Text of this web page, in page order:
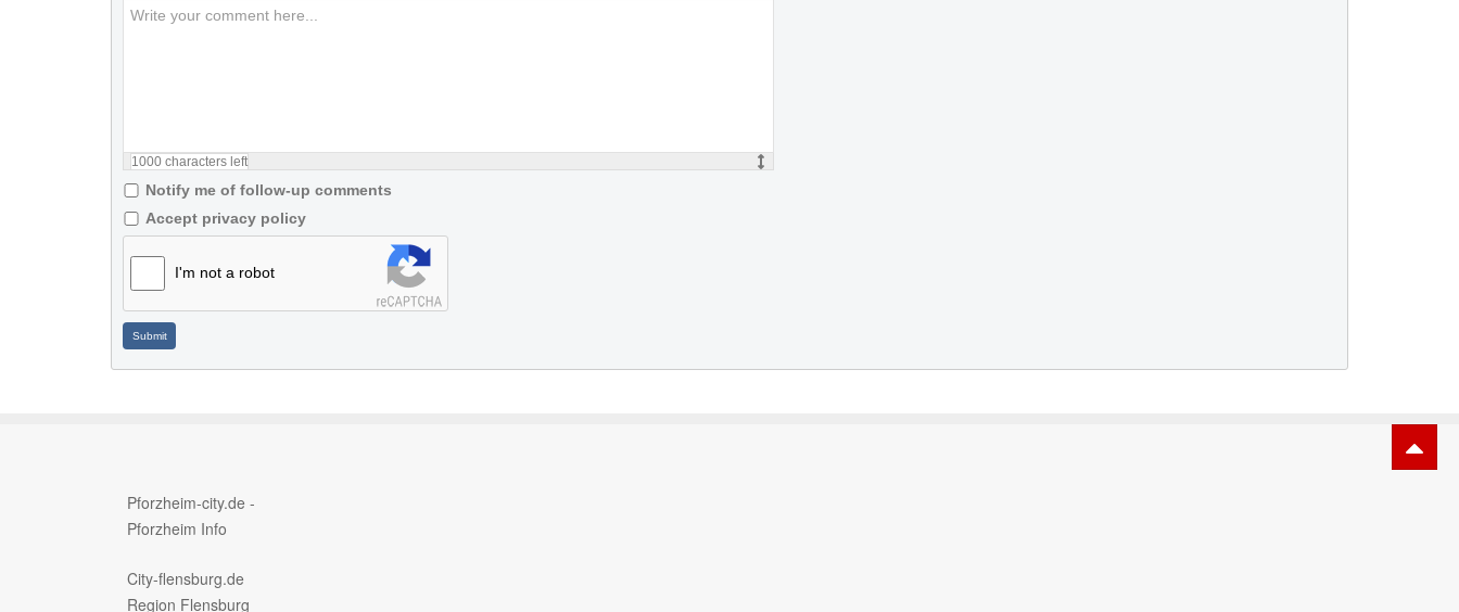
1000 characters left
Notify me of follow-up comments
Accept privacy policy
I'm not a robot
Submit
Pforzheim-city.de -
Pforzheim Info
City-flensburg.de
Region Flensburg